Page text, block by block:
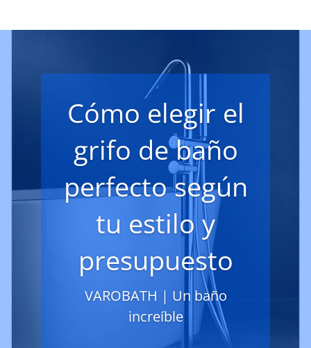
Cómo elegir el
grifo de baño
perfecto según
tu estilo y
presupuesto
VAROBATH | Un baño
increíble